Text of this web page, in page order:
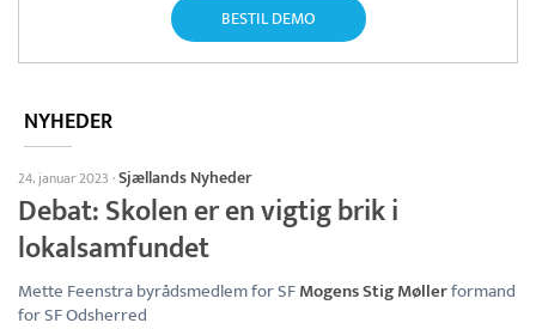
BESTIL DEMO
NYHEDER
24. januar 2023 ·Sjællands Nyheder
Debat: Skolen er en vigtig brik i
lokalsamfundet
Mette Feenstra byrådsmedlem for SFMogens Stig Møllerformand
for SF Odsherred